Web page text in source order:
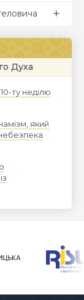
Духа
ту неділю
який